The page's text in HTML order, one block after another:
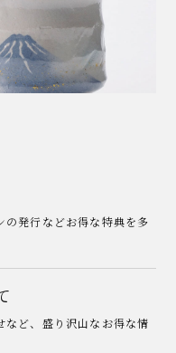
の発行などお得な特典を多
ど、盛り沢山なお得な情